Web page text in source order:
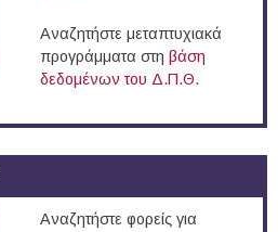
Αναζητήστε μεταπτυχιακά
προγράμματα στη βάση
δεδομένων του Δ.Π.Θ.
Αναζητήστε φορείς για